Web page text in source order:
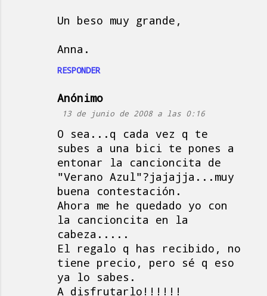
Un beso muy grande,
Anna.
RESPONDER
Anónimo
13 de junio de 2008 a las 0:16
O sea...q cada vez q te
subes a una bici te pones a
entonar la cancioncita de
"Verano Azul"?jajajja...muy
buena contestación.
Ahora me he quedado yo con
la cancioncita en la
cabeza.....
El regalo q has recibido, no
tiene precio, pero sé q eso
ya lo sabes.
A disfrutarlo!!!!!!